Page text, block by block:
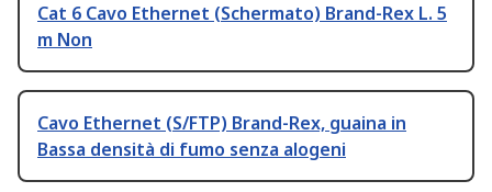
Cat 6 Cavo Ethernet (Schermato) Brand-Rex L. 5
m Non
Cavo Ethernet (S/FTP) Brand-Rex, guaina in
Bassa densità di fumo senza alogeni